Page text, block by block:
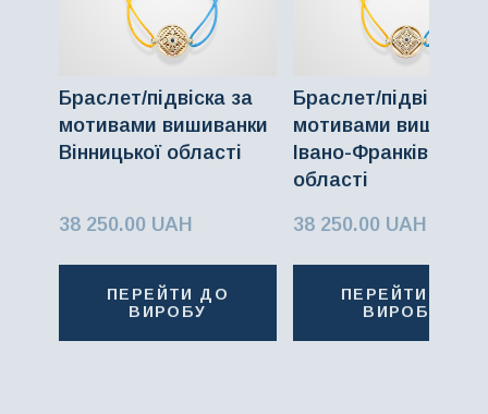
Браслет/підвіска за
мотивами вишиванки
Вінницької області
38 250.00 UAH
ПЕРЕЙТИ ДО
ВИРОБУ
Браслет/підвіска за
мотивами
Івано-Франківської
області
38 250.00 UAH
ПЕРЕЙТИ ДО
ВИРОБУ